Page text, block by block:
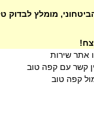
מומלץ לבדוק
אתר שירות
קשר עם קפה טוב
קפה טוב